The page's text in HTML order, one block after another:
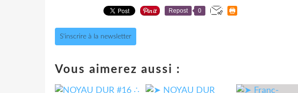
Repost 0
S'inscrire à la newsletter
Vous aimerez aussi :